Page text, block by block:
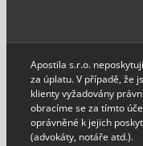
Apostila s.r.o.
za úplatu. V případě, že
klienty vyžadovány
obracíme se za tímto
oprávněné k jejich
(advokáty, notáře atd.).